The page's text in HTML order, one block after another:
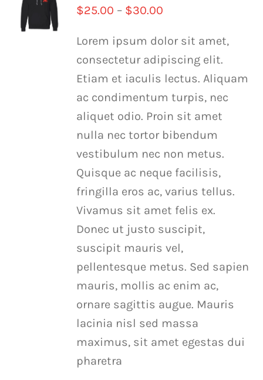
$25.00 – $30.00
Lorem ipsum dolor sit amet,
consectetur adipiscing elit.
Etiam et iaculis lectus. Aliquam
ac condimentum turpis, nec
aliquet odio. Proin sit amet
nulla nec tortor bibendum
vestibulum nec non metus.
Quisque ac neque facilisis,
fringilla eros ac, varius tellus.
Vivamus sit amet felis ex.
Donec ut justo suscipit,
suscipit mauris vel,
pellentesque metus. Sed sapien
mauris, mollis ac enim ac,
ornare sagittis augue. Mauris
lacinia nisl sed massa
maximus, sit amet egestas dui
pharetra